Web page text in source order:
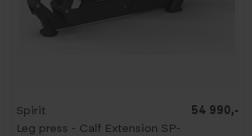
Spirit
Leg press - Calf Extension SP-
54 990,-